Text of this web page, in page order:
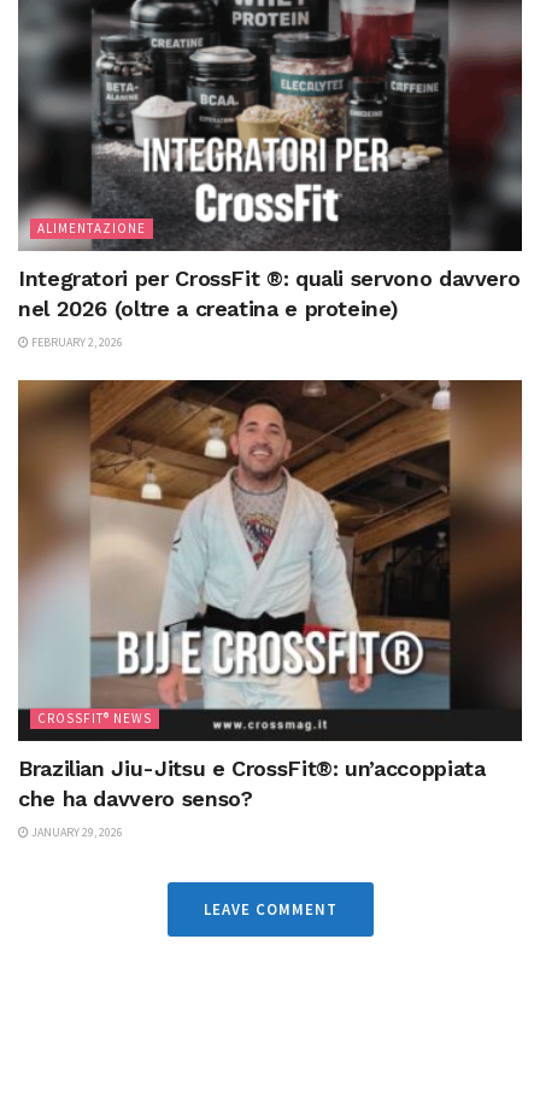
ALIMENTAZIONE
Integratori per CrossFit ®: quali servono davvero
nel 2026 (oltre a creatina e proteine)
FEBRUARY 2, 2026
CROSSFIT® NEWS
Brazilian Jiu-Jitsu e CrossFit®: un’accoppiata
che ha davvero senso?
JANUARY 29, 2026
LEAVE COMMENT